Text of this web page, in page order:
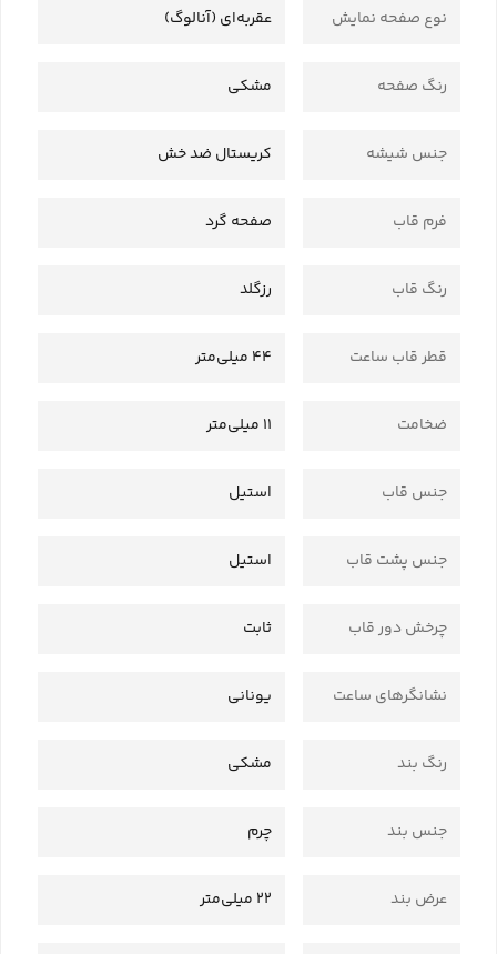
نوع صفحه نمایش عقربه‌ای (آنالوگ)
رنگ صفحه مشکی
جنس شیشه کریستال ضد خش
فرم قاب صفحه گرد
رنگ قاب رزگلد
قطر قاب ساعت 44 میلی‌متر
ضخامت 11 میلی‌متر
جنس قاب استیل
جنس پشت قاب استیل
چرخش دور قاب ثابت
نشانگرهای ساعت یونانی
رنگ بند مشکی
جنس بند چرم
عرض بند 22 میلی‌متر